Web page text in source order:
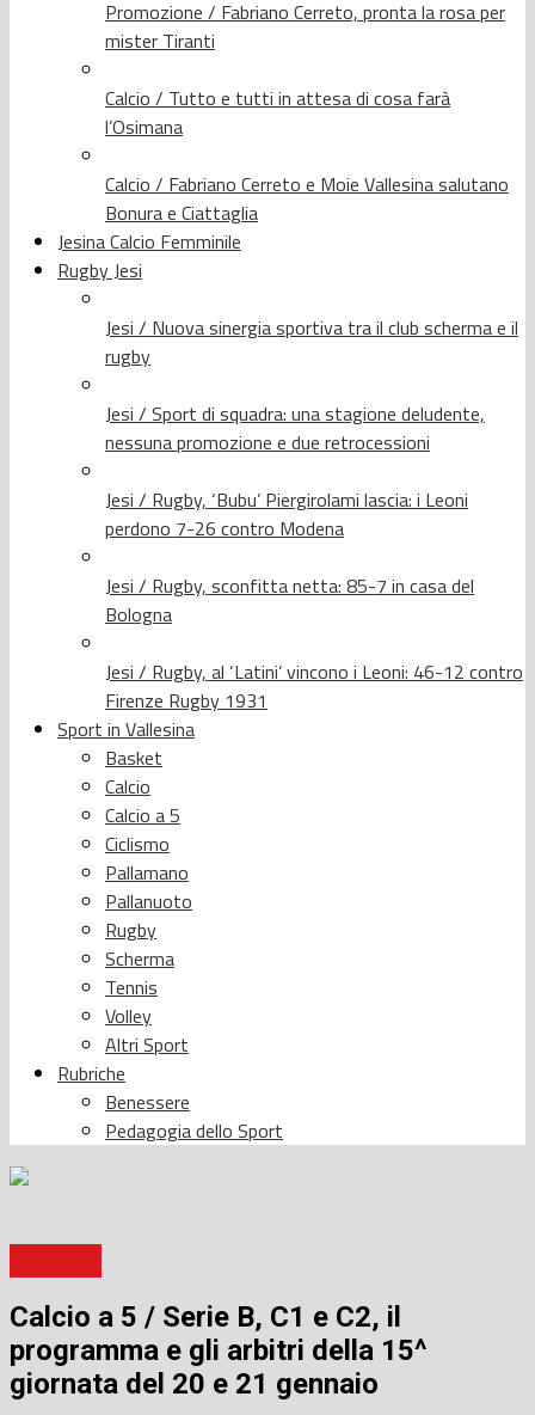
Promozione / Fabriano Cerreto, pronta la rosa per
mister Tiranti
Calcio / Tutto e tutti in attesa di cosa farà
l’Osimana
Calcio / Fabriano Cerreto e Moie Vallesina salutano
Bonura e Ciattaglia
Jesina Calcio Femminile
Rugby Jesi
Jesi / Nuova sinergia sportiva tra il club scherma e il
rugby
Jesi / Sport di squadra: una stagione deludente,
nessuna promozione e due retrocessioni
Jesi / Rugby, ‘Bubu’ Piergirolami lascia: i Leoni
perdono 7-26 contro Modena
Jesi / Rugby, sconfitta netta: 85-7 in casa del
Bologna
Jesi / Rugby, al ‘Latini’ vincono i Leoni: 46-12 contro
Firenze Rugby 1931
Sport in Vallesina
Basket
Calcio
Calcio a 5
Ciclismo
Pallamano
Pallanuoto
Rugby
Scherma
Tennis
Volley
Altri Sport
Rubriche
Benessere
Pedagogia dello Sport
Calcio a 5 / Serie B, C1 e C2, il
programma e gli arbitri della 15^
giornata del 20 e 21 gennaio